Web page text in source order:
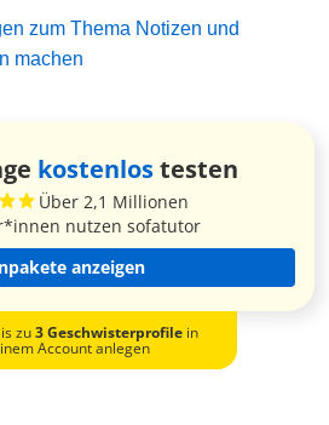
zum Thema Notizen und
machen
kostenlostesten
Über 2,1 Millionen
nutzen sofatutor
anzeigen
zu3 Geschwisterprofilein
Account anlegen